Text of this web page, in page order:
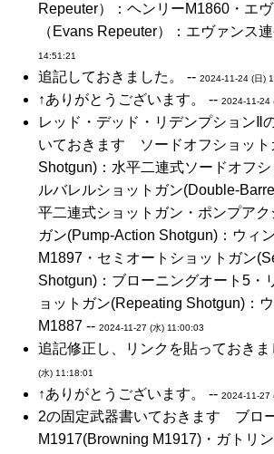
Repeuter）：ヘンリーM1860・エ
（Evans Repeuter）：エヴァンス
14:51:21
追記しておきました。 -- 2024-11-24 (日)
↑ありがとうございます。 -- 2024-11-24
レッド・デッド・リデンプションⅡ
いておきます ソードオフショット
Shotgun)：水平二連式ソードオフ
ルバレルショットガン(Double-
平二連式ショットガン・ポンプアク
ガン(Pump-Action Shotgun)：ウィ
M1897・セミオートショットガン
Shotgun)：ブローニングオート5・
ョットガン(Repeating Shotgun)：
M1887 -- 2024-11-27 (水) 11:00:03
追記修正し、リンクを貼っておきま
(水) 11:18:01
↑ありがとうございます。 -- 2024-11-27
2の固定武器書いておきます ブロ
M1917(Browning M1917)・ガトリ